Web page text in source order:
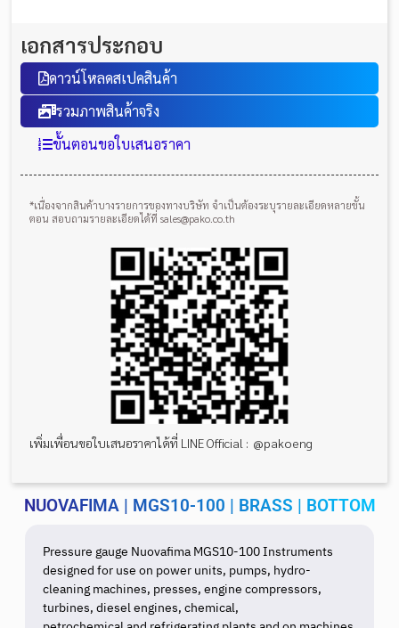
เอกสารประกอบ
ดาวน์โหลดสเปคสินค้า
รวมภาพสินค้าจริง
ขั้นตอนขอใบเสนอราคา
*เนื่องจากสินค้าบางรายการของทางบริษัท จำเป็นต้องระบุรายละเอียดหลายขั้น
ตอน สอบถามรายละเอียดได้ที่ sales@pako.co.th
เพิ่มเพื่อนขอใบเสนอราคาได้ที่ LINE Official : @pakoeng
NUOVAFIMA | MGS10-100 | BRASS | BOTTOM
Pressure gauge Nuovafima MGS10-100 Instruments
designed for use on power units, pumps, hydro-
cleaning machines, presses, engine compressors,
turbines, diesel engines, chemical,